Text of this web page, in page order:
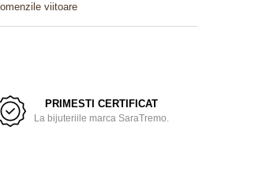
viitoare
PRIMESTI CERTIFICAT
La bijuteriile marca SaraTremo.